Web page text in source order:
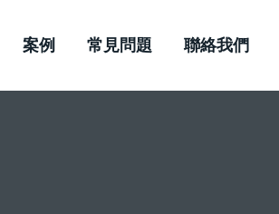
案例 常見問題 聯絡我們